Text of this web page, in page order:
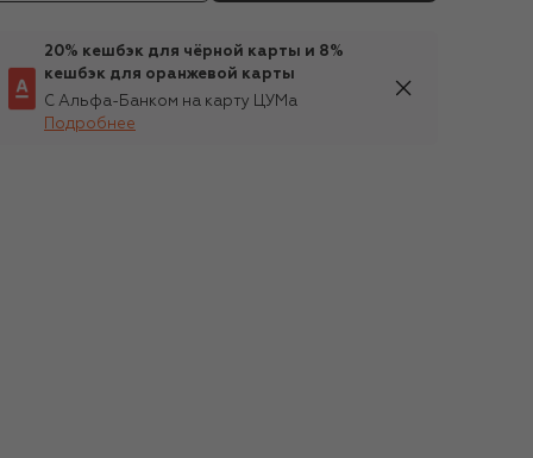
20% кешбэк для чёрной карты и 8%
кешбэк для оранжевой карты
С Альфа-Банком на карту ЦУМа
Подробнее